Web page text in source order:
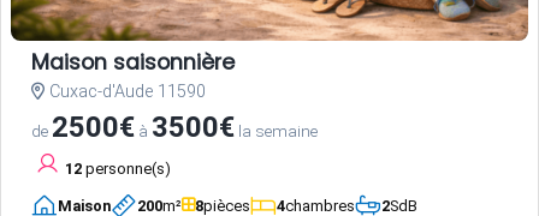
Maison saisonnière
Cuxac-d'Aude 11590
de 2500€ à 3500€ la semaine
12 personne(s)
Maison 200m² 8pièces 4chambres 2SdB